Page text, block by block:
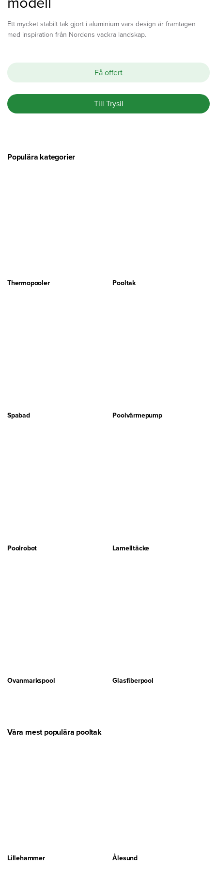
Ett mycket stabilt tak gjort i aluminium vars design är framtagen
med inspiration från Nordens vackra landskap.
Få offert
Till Trysil
Populära kategorier
Thermopooler Pooltak
Spabad Poolvärmepump
Poolrobot Lamelltäcke
Ovanmarkspool Glasfiberpool
Våra mest populära pooltak
Lillehammer Ålesund